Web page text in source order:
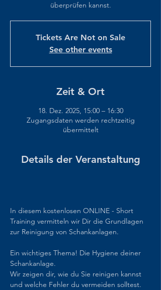
überprüfen kannst.
Tickets Are Not on Sale
See other events
Zeit & Ort
18. Dez. 2025, 15:00 – 16:30
Zugangsdaten werden rechtzeitig
übermittelt
Details der Veranstaltung
In diesem kostenlosen ONLINE - Short
Training vermitteln wir Dir die Grundlagen
zur Reinigung von Schankanlagen.
Ein wichtiges Thema! Die Hygiene deiner
Schankanlage.
Wir zeigen dir, wie du Sie reinigen kannst
und welche Fehler du vermeiden solltest.